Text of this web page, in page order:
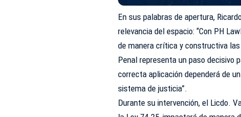
En sus palabras de apertura,
relevancia del espacio: “Con PH
de manera crítica y constructiva
Penal representa un paso decisivo
correcta aplicación dependerá de
sistema de justicia”.
Durante su intervención, el Licdo.